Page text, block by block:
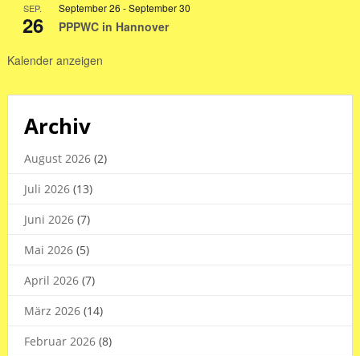
2026
SEP.
26
September 26 -September 30
PPPWC in Hannover
Kalender anzeigen
Archiv
August 2026(2)
Juli 2026(13)
Juni 2026(7)
Mai 2026(5)
April 2026(7)
März 2026(14)
Februar 2026(8)